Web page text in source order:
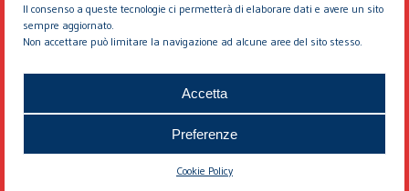
Il consenso a queste tecnologie ci permetterà di elaborare dati e avere un sito
sempre aggiornato.
Non accettare può limitare la navigazione ad alcune aree del sito stesso.
Accetta
Preferenze
Cookie Policy
© 2026 EDDYBURG